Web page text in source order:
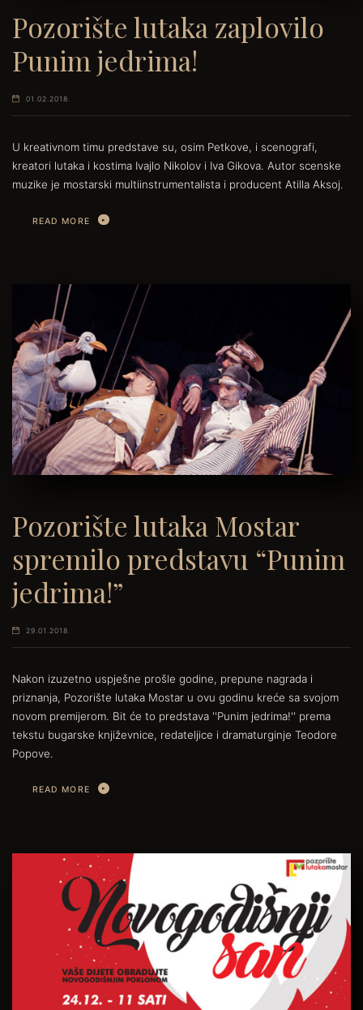
Pozorište lutaka zaplovilo
Punim jedrima!
01.02.2018.
U kreativnom timu predstave su, osim Petkove, i scenografi,
kreatori lutaka i kostima Ivajlo Nikolov i Iva Gikova. Autor scenske
muzike je mostarski multiinstrumentalista i producent Atilla Aksoj.
READ MORE
Pozorište lutaka Mostar
spremilo predstavu “Punim
jedrima!”
29.01.2018.
Nakon izuzetno uspješne prošle godine, prepune nagrada i
priznanja, Pozorište lutaka Mostar u ovu godinu kreće sa svojom
novom premijerom. Bit će to predstava ''Punim jedrima!'' prema
tekstu bugarske književnice, redateljice i dramaturginje Teodore
Popove.
READ MORE